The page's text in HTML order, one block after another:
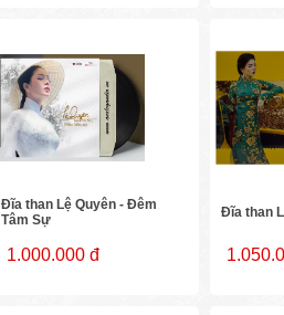
Đĩa than Lệ Quyên - Đêm
Tâm Sự
1.000.000 đ
Đĩa than